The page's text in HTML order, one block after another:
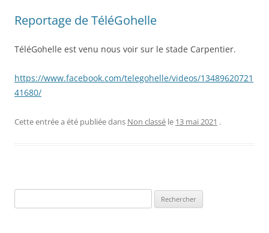
Reportage de TéléGohelle
TéléGohelle est venu nous voir sur le stade Carpentier.
https://www.facebook.com/telegohelle/videos/13489620721
41680/
Cette entrée a été publiée dans Non classé le 13 mai 2021 .